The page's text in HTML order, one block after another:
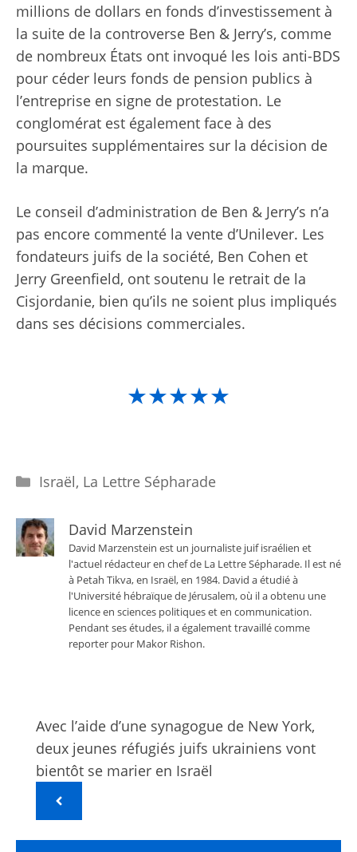
millions de dollars en fonds d’investissement à
la suite de la controverse Ben & Jerry’s, comme
de nombreux États ont invoqué les lois anti-BDS
pour céder leurs fonds de pension publics à
l’entreprise en signe de protestation. Le
conglomérat est également face à des
poursuites supplémentaires sur la décision de
la marque.
Le conseil d’administration de Ben & Jerry’s n’a
pas encore commenté la vente d’Unilever. Les
fondateurs juifs de la société, Ben Cohen et
Jerry Greenfield, ont soutenu le retrait de la
Cisjordanie, bien qu’ils ne soient plus impliqués
dans ses décisions commerciales.
★★★★★
Catégories
Israël, La Lettre Sépharade
David Marzenstein
David Marzenstein est un journaliste juif israélien et
l'actuel rédacteur en chef de La Lettre Sépharade. Il est né
à Petah Tikva, en Israël, en 1984. David a étudié à
l'Université hébraïque de Jérusalem, où il a obtenu une
licence en sciences politiques et en communication.
Pendant ses études, il a également travaillé comme
reporter pour Makor Rishon.
Avec l’aide d’une synagogue de New York,
deux jeunes réfugiés juifs ukrainiens vont
bientôt se marier en Israël